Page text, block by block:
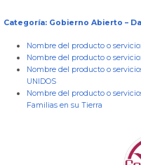
Categoría: Gobierno Abierto –
Nombre del producto o servicio:
Nombre del producto o servicio:
Nombre del producto o
UNIDOS
Nombre del producto o
Familias en su Tierra